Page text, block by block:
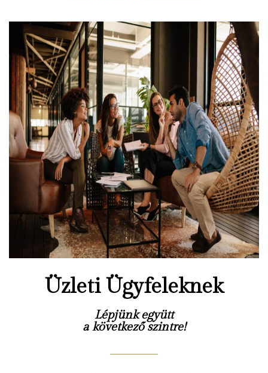
Üzleti Ügyfeleknek
Lépjünk együtt
a következő szintre!